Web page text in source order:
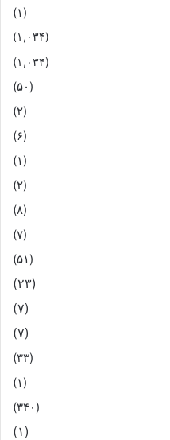
(۱)
(۱,۰۳۴)
(۱,۰۳۴)
(۵۰)
(۲)
(۶)
(۱)
(۲)
(۸)
(۷)
(۵۱)
(۲۳)
(۷)
(۷)
(۳۳)
(۱)
(۳۴۰)
(۱)